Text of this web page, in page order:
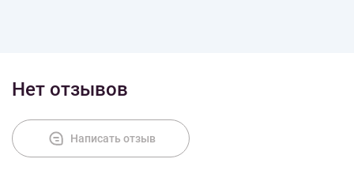
Нет отзывов
Написать отзыв